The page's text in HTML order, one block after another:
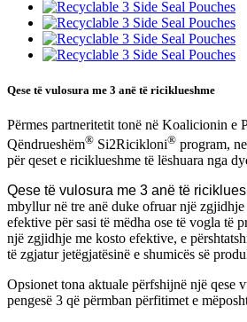
Qese të vulosura me 3 anë të riciklueshme
Përmes partneritetit tonë në Koalicionin e
Qëndrueshëm® Si2Ricikloni® program,
për qeset e riciklueshme të lëshuara nga
Qese të vulosura me 3 anë të
mbyllur në tre anë duke ofruar një zgjidhje
efektive për sasi të mëdha ose të vogla të
një zgjidhje me kosto efektive, e
të zgjatur jetëgjatësinë e shumicës së
Opsionet tona aktuale përfshijnë një qese
pengesë 3 që përmban përfitimet e